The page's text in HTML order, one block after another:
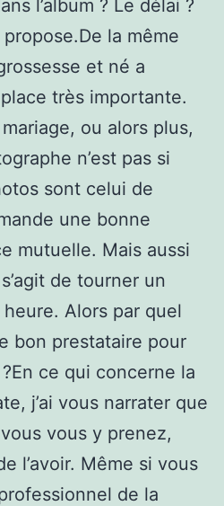
l’album ? Le délai ?
la même
et né a
très importante.
ou alors plus,
n’est pas si
sont celui de
une bonne
mutuelle. Mais aussi
de tourner un
Alors par quel
bon prestataire pour
ce qui concerne la
j’ai vous narrater que
vous y prenez,
l’avoir. Même si vous
de la